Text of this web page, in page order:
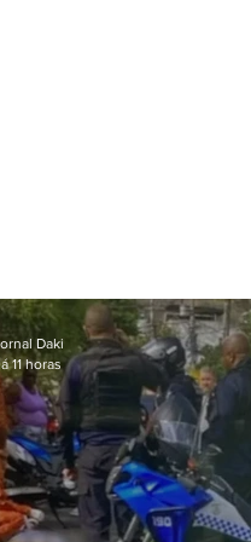
Daki
11 horas